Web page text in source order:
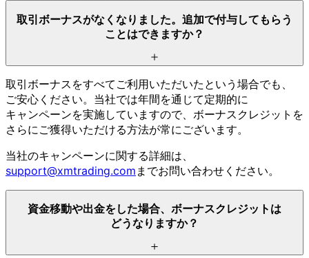
取引ボーナスがなくなりました。 追加で付与して もらう
ことはできますか？
取引ボーナスをすべて ご利用いただいたと いう 場合でも、
ご安心ください。 当社では年間を通じて定期的に
キャンペーンを実施していますので、 ボーナスクレジットを
さらに ご獲得いただける方法が常に ございます。
当社のキャンペーンに関する詳細は、
support@xmtrading.com までお問い合わせください。
資金移動や出金を した場合、 ボーナスクレジットは
どうなりますか？